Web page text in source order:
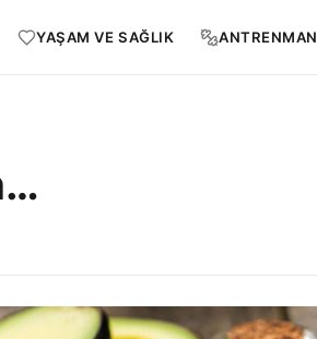
YAŞAM VE SAĞLIK ANTRENMAN